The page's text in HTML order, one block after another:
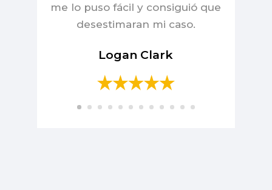
me lo puso fácil y consiguió que
desestimaran mi caso.
Logan Clark